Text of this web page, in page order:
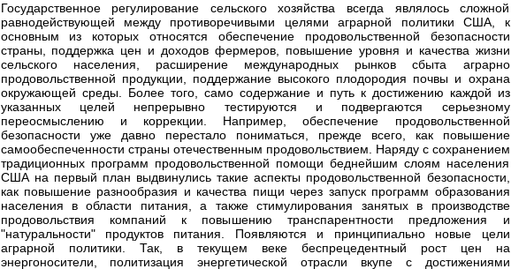
Государственное регулирование сельского хозяйства всегда являлось сложной
равнодействующей между противоречивыми целями аграрной политики США, к
основным из которых относятся обеспечение продовольственной безопасности
страны, поддержка цен и доходов фермеров, повышение уровня и качества жизни
сельского населения, расширение международных рынков сбыта аграрно
продовольственной продукции, поддержание высокого плодородия почвы и охрана
окружающей среды. Более того, само содержание и путь к достижению каждой из
указанных целей непрерывно тестируются и подвергаются серьезному
переосмыслению и коррекции. Например, обеспечение продовольственной
безопасности уже давно перестало пониматься, прежде всего, как повышение
самообеспеченности страны отечественным продовольствием. Наряду с сохранением
традиционных программ продовольственной помощи беднейшим слоям населения
США на первый план выдвинулись такие аспекты продовольственной безопасности,
как повышение разнообразия и качества пищи через запуск программ образования
населения в области питания, а также стимулирования занятых в производстве
продовольствия компаний к повышению транспарентности предложения и
"натуральности" продуктов питания. Появляются и принципиально новые цели
аграрной политики. Так, в текущем веке беспрецедентный рост цен на
энергоносители, политизация энергетической отрасли вкупе с достижениями